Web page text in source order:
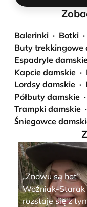
Balerinki Botki
Buty trekkingowe
Espadryle
Kapcie damskie
Lordsy damskie
Półbuty damskie
Trampki damskie
Śniegowce
„Znowu są hot”.
Woźniak-Starak
rozstaje się z